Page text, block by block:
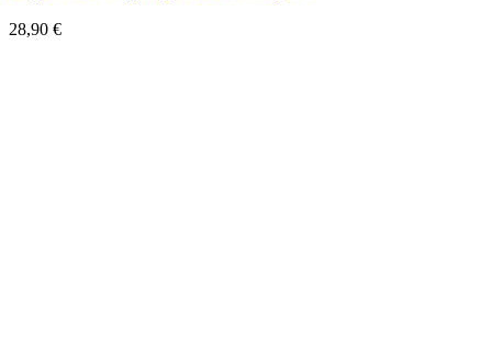
28,90 €